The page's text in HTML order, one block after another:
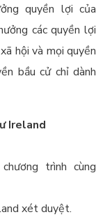
quyền lợi của
các quyền lợi
hội và mọi quyền
bầu cử chỉ dành
Ireland
trình cùng
xét duyệt.